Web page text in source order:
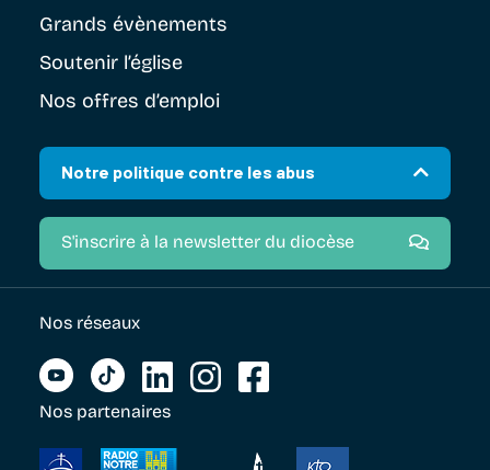
Grands évènements
Soutenir l’église
Nos offres d’emploi
Notre politique contre les abus
S'inscrire à la newsletter du diocèse
Nos réseaux
Nos partenaires